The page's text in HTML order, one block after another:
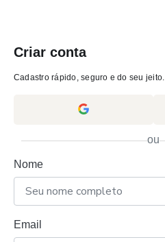
Criar conta
Cadastro rápido, seguro e do seu jeito.
ou
Nome
Email